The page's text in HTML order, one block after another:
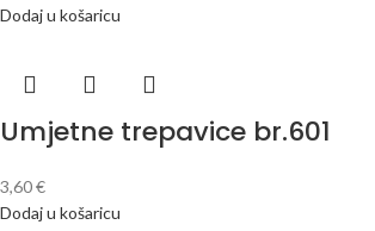
Dodaj u košaricu
Umjetne trepavice br.601
3,60€
Dodaj u košaricu